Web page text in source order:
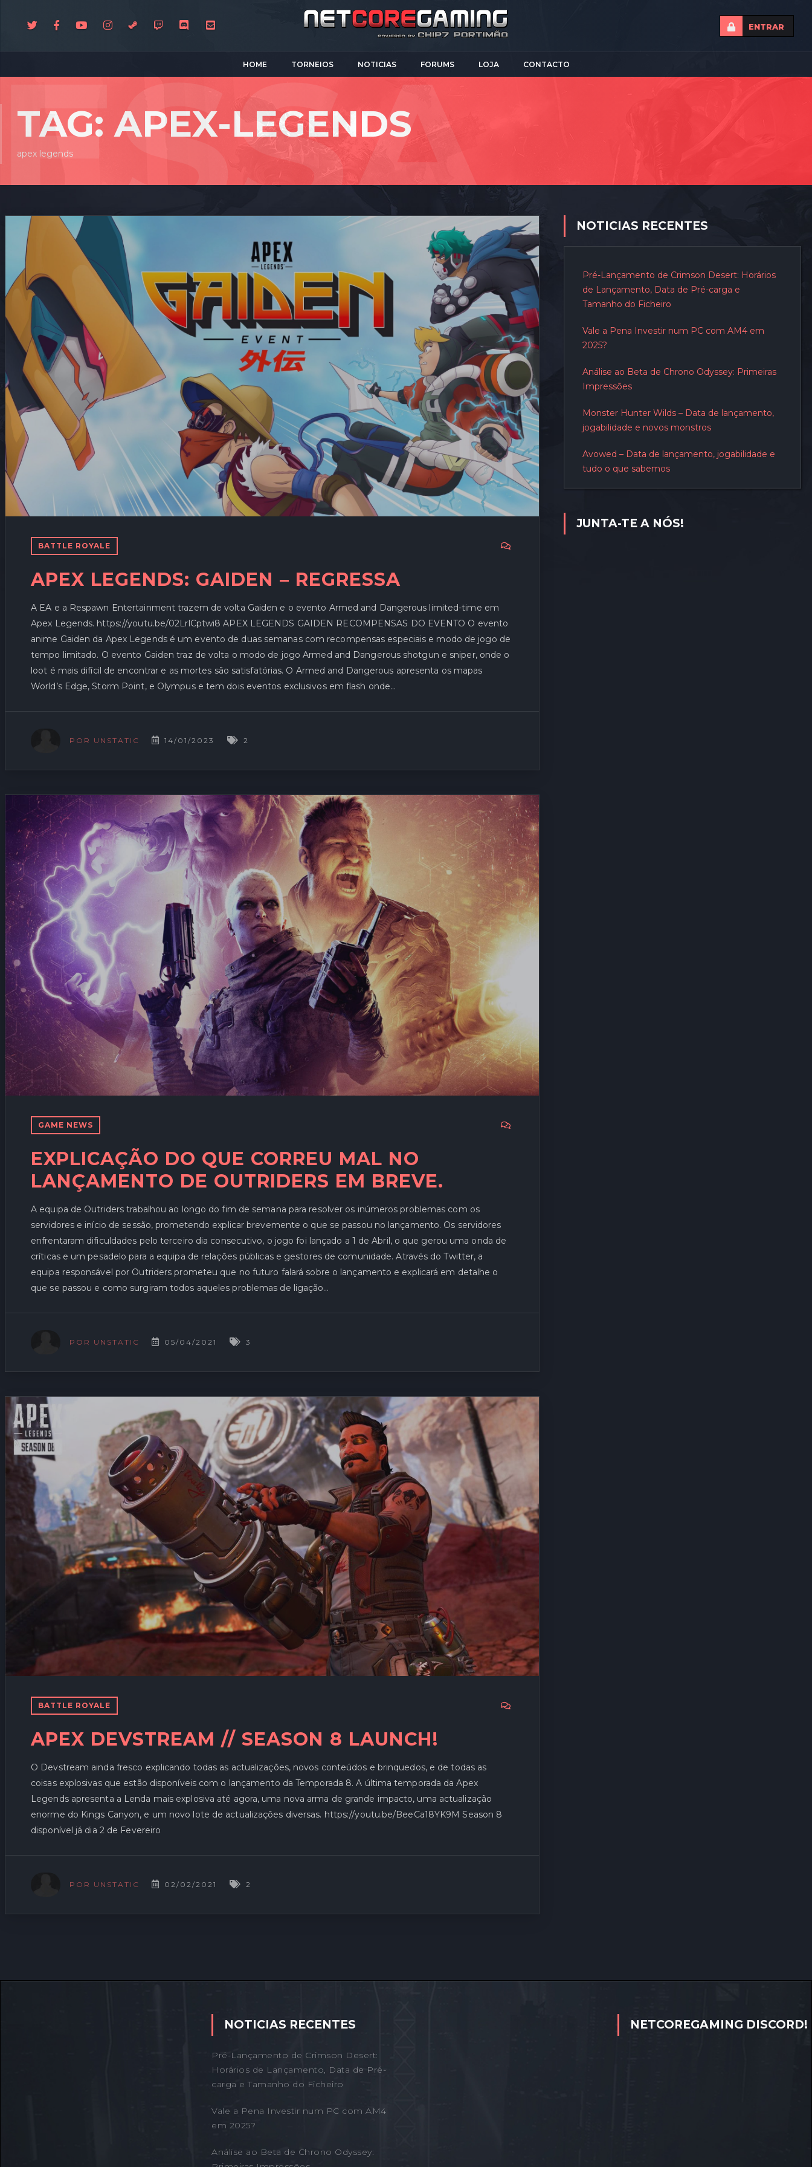
ENTRAR
HOME TORNEIOS NOTICIAS FORUMS LOJA CONTACTO
TAG: APEX-LEGENDS
apex legends
BATTLE ROYALE
APEX LEGENDS: GAIDEN – REGRESSA
A EA e a Respawn Entertainment trazem de volta Gaiden e o evento Armed and Dangerous limited-time em
Apex Legends. https://youtu.be/02LrlCptwi8 APEX LEGENDS GAIDEN RECOMPENSAS DO EVENTO O evento
anime Gaiden da Apex Legends é um evento de duas semanas com recompensas especiais e modo de jogo de
tempo limitado. O evento Gaiden traz de volta o modo de jogo Armed and Dangerous shotgun e sniper, onde o
loot é mais difícil de encontrar e as mortes são satisfatórias. O Armed and Dangerous apresenta os mapas
World’s Edge, Storm Point, e Olympus e tem dois eventos exclusivos em flash onde…
POR UNSTATIC 14/01/2023 2
GAME NEWS
EXPLICAÇÃO DO QUE CORREU MAL NO
LANÇAMENTO DE OUTRIDERS EM BREVE.
A equipa de Outriders trabalhou ao longo do fim de semana para resolver os inúmeros problemas com os
servidores e início de sessão, prometendo explicar brevemente o que se passou no lançamento. Os servidores
enfrentaram dificuldades pelo terceiro dia consecutivo, o jogo foi lançado a 1 de Abril, o que gerou uma onda de
críticas e um pesadelo para a equipa de relações públicas e gestores de comunidade. Através do Twitter, a
equipa responsável por Outriders prometeu que no futuro falará sobre o lançamento e explicará em detalhe o
que se passou e como surgiram todos aqueles problemas de ligação…
POR UNSTATIC 05/04/2021 3
BATTLE ROYALE
APEX DEVSTREAM // SEASON 8 LAUNCH!
O Devstream ainda fresco explicando todas as actualizações, novos conteúdos e brinquedos, e de todas as
coisas explosivas que estão disponíveis com o lançamento da Temporada 8. A última temporada da Apex
Legends apresenta a Lenda mais explosiva até agora, uma nova arma de grande impacto, uma actualização
enorme do Kings Canyon, e um novo lote de actualizações diversas. https://youtu.be/BeeCa18YK9M Season 8
disponível já dia 2 de Fevereiro
POR UNSTATIC 02/02/2021 2
NOTICIAS RECENTES
Pré-Lançamento de Crimson Desert: Horários
de Lançamento, Data de Pré-carga e
Tamanho do Ficheiro
Vale a Pena Investir num PC com AM4 em
2025?
Análise ao Beta de Chrono Odyssey: Primeiras
Impressões
Monster Hunter Wilds – Data de lançamento,
jogabilidade e novos monstros
Avowed – Data de lançamento, jogabilidade e
tudo o que sabemos
JUNTA-TE A NÓS!
NOTICIAS RECENTES
Pré-Lançamento de Crimson Desert:
Horários de Lançamento, Data de Pré-
carga e Tamanho do Ficheiro
Vale a Pena Investir num PC com AM4
em 2025?
Análise ao Beta de Chrono Odyssey:
NETCOREGAMING DISCORD!